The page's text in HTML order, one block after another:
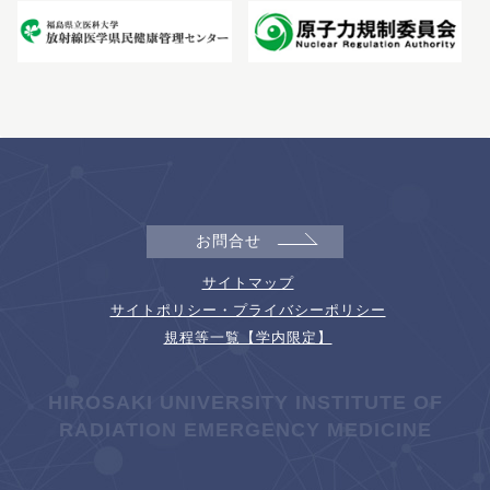
お問合せ
サイトマップ
サイトポリシー・プライバシーポリシー
規程等一覧【学内限定】
HIROSAKI UNIVERSITY INSTITUTE OF
RADIATION EMERGENCY MEDICINE